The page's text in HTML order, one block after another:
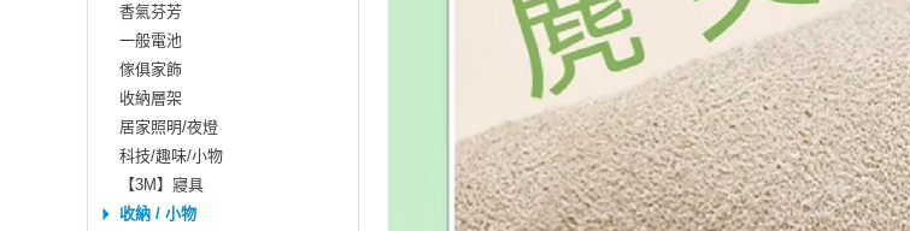
香氣芬芳
一般電池
傢俱家飾
收納層架
居家照明/夜燈
科技/趣味/小物
【3M】寢具
收納 / 小物